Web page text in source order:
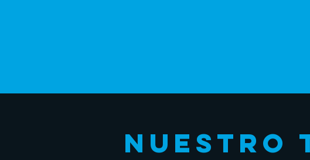
NUESTRO